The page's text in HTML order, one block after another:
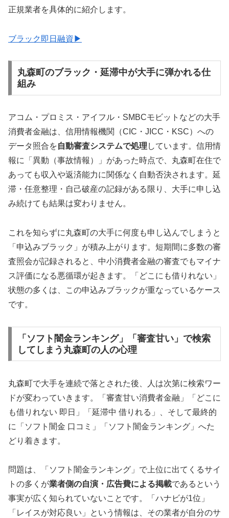
正規業者を具体的に紹介します。
ブラック即日融資▶
丸森町のブラック・延滞中が大手に弾かれる仕
組み
アコム・プロミス・アイフル・SMBCモビットなどの大手
消費者金融は、信用情報機関（CIC・JICC・KSC）への
データ照合を自動審査システムで処理 しています。信用情
報に「異動（事故情報）」があった時点で、丸森町在住で
あっても収入や返済能力に関係なく自動否決されます。延
滞・任意整理・自己破産の記録がある限り、大手に申し込
み続けても結果は変わりません。
これを知らずに丸森町の大手に何度も申し込んでしまうと
「申込みブラック」が積み上がります。短期間に多数の審
査照会が記録されると、中小消費者金融の審査でもマイナ
ス評価になる悪循環が起きます。「どこにも借りれない」
状態の多くは、この申込みブラックが重なっているケース
です。
「ソフト闇金ランキング」「審査甘い」で検索
してしまう丸森町の人の心理
丸森町で大手を連続で落とされた後、人は次第に検索ワー
ドが変わっていきます。「審査甘い消費者金融」「どこに
も借りれない 即日」「延滞中 借りれる」、そして最終的
に「ソフト闇金 口コミ」「ソフト闇金ランキング」へた
どり着きます。
問題は、「ソフト闇金ランキング」で上位に出てくるサイ
トの多くが業者側の自演・広告費による掲載であるという
事実が広く知られていないことです。「ハナビが1位」
「レイスが対応良い」という情報は、その業者が自分のサ